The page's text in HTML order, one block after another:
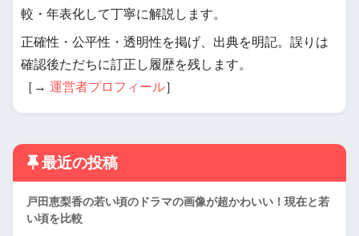
較・年表化して丁寧に解説します。
正確性・公平性・透明性を掲げ、出典を明記。誤りは
確認後ただちに訂正し履歴を残します。
［→ 運営者プロフィール］
最近の投稿
戸田恵梨香の若い頃のドラマの画像が超かわいい！現在と若
い頃を比較